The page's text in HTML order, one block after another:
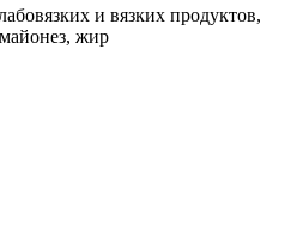
и вязких продуктов,
жир